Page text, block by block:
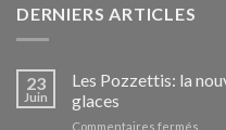
DERNIERS ARTICLES
23
Juin
Les Pozzettis: la
glaces
Commentaires fermés